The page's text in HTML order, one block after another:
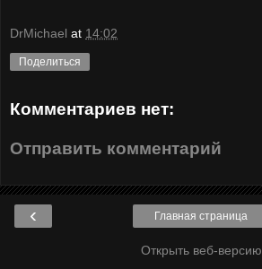
DrMichael at 14:02
Поделиться
Комментариев нет:
Отправить комментарий
‹ Главная страница
Открыть веб-версию